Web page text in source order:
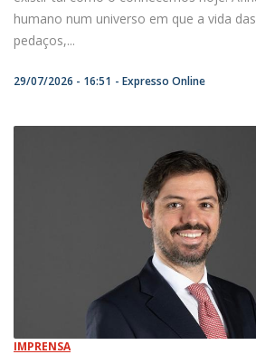
humano num universo em que a vida
pedaços,...
29/07/2026 - 16:51 Expresso Online
IMPRENSA